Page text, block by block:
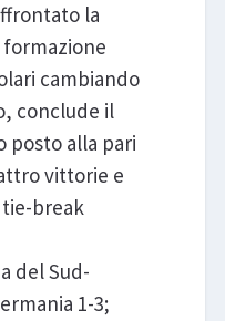
la
cambiando
conclude il
posto alla pari
vittorie e
break
del Sud-
1-3;